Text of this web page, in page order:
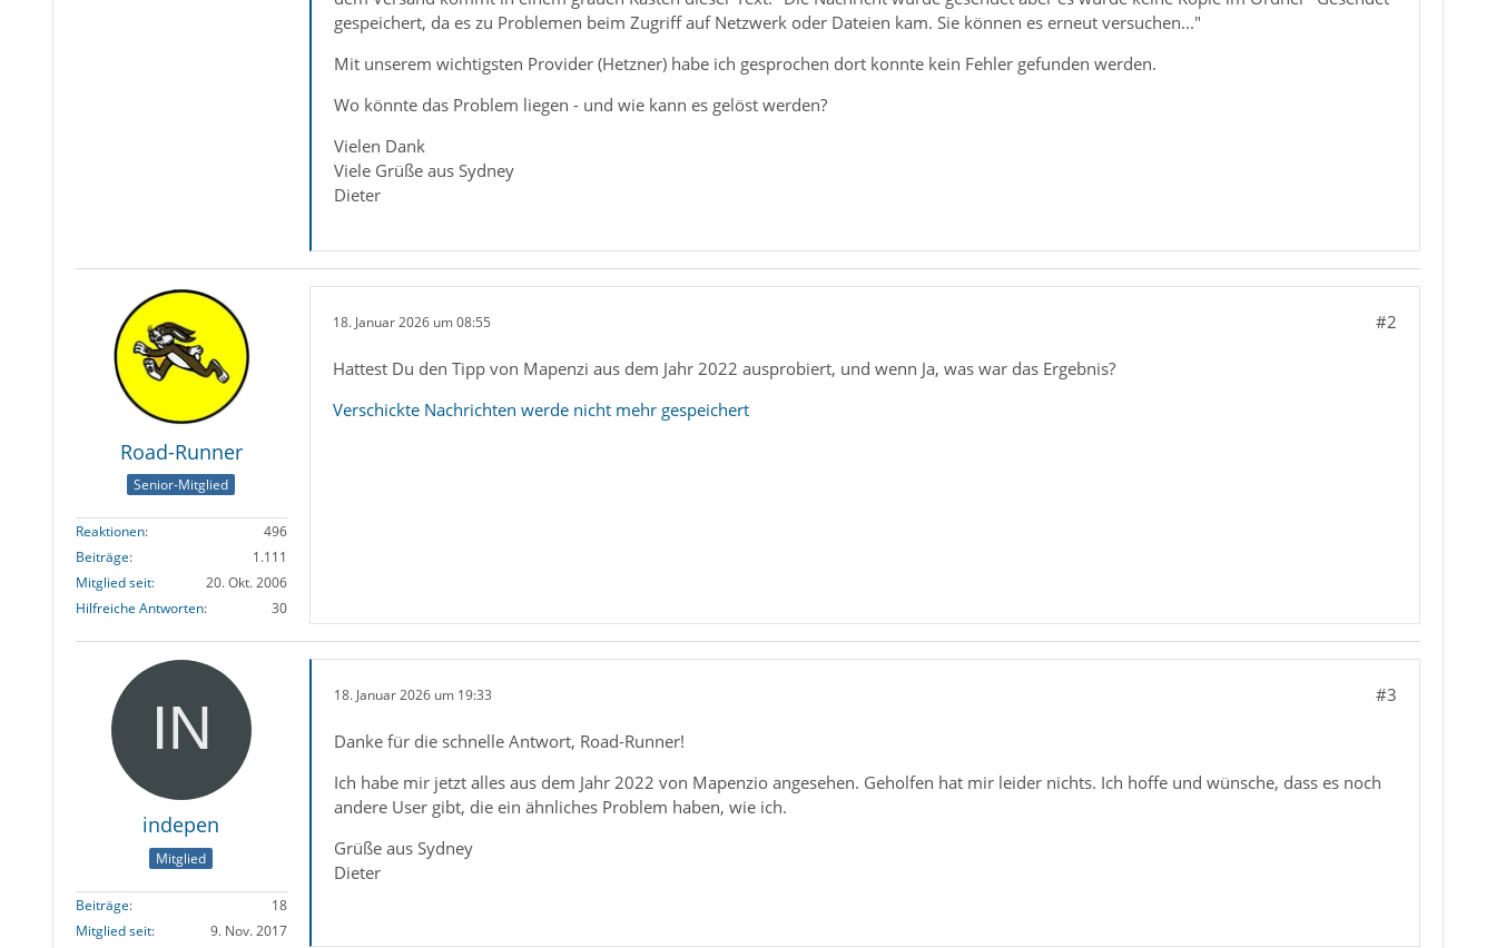
gespeichert, da es zu Problemen beim Zugriff auf Netzwerk oder Dateien kam. Sie können es erneut versuchen..."
Mit unserem wichtigsten Provider (Hetzner) habe ich gesprochen dort konnte kein Fehler gefunden werden.
Wo könnte das Problem liegen - und wie kann es gelöst werden?
Vielen Dank
Viele Grüße aus Sydney
Dieter
Road-Runner
Senior-Mitglied
Reaktionen
496
Beiträge
1.111
Mitglied seit
20. Okt. 2006
Hilfreiche Antworten
30
18. Januar 2026 um 08:55 #2
Hattest Du den Tipp von Mapenzi aus dem Jahr 2022 ausprobiert, und wenn Ja, was war das Ergebnis?
Verschickte Nachrichten werde nicht mehr gespeichert
indepen
Mitglied
Beiträge
18
Mitglied seit
9. Nov. 2017
18. Januar 2026 um 19:33 #3
Danke für die schnelle Antwort, Road-Runner!
Ich habe mir jetzt alles aus dem Jahr 2022 von Mapenzio angesehen. Geholfen hat mir leider nichts. Ich hoffe und wünsche, dass es noch
andere User gibt, die ein ähnliches Problem haben, wie ich.
Grüße aus Sydney
Dieter